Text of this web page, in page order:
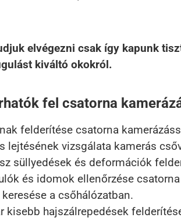
elvégezni csak így kapunk
kiváltó okokról.
fel csatorna
felderítése csatorna
lejtésének vizsgálata kamerás
süllyedések és deformációk
és idomok ellenőrzése
keresése a csőhálózatban.
kisebb hajszálrepedések